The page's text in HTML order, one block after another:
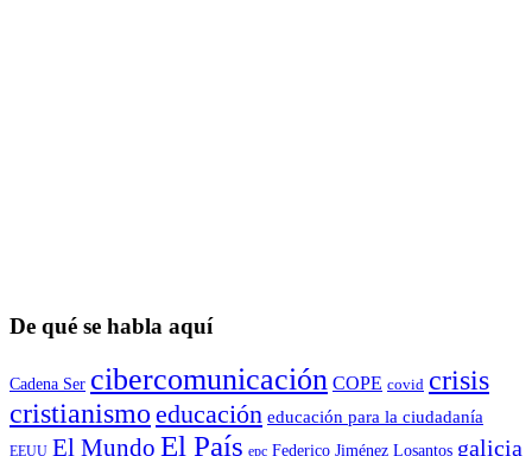
De qué se habla aquí
Cadena Ser cibercomunicación COPE covid crisis
cristianismo educación educación para la ciudadaní­a
EEUU El Mundo El País epc Federico Jiménez Losantos galicia